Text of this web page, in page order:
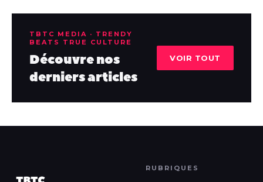
TBTC MEDIA · TRENDY
BEATS TRUE CULTURE
Découvre nos
derniers articles
VOIR TOUT
RUBRIQUES